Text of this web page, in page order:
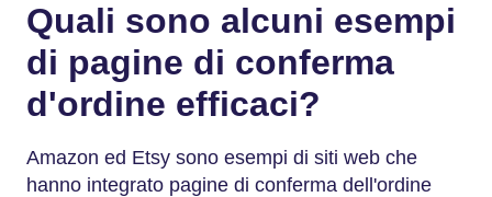
Quali sono alcuni esempi
di pagine di conferma
d'ordine efficaci?
Amazon ed Etsy sono esempi di siti web che
hanno integrato pagine di conferma dell'ordine